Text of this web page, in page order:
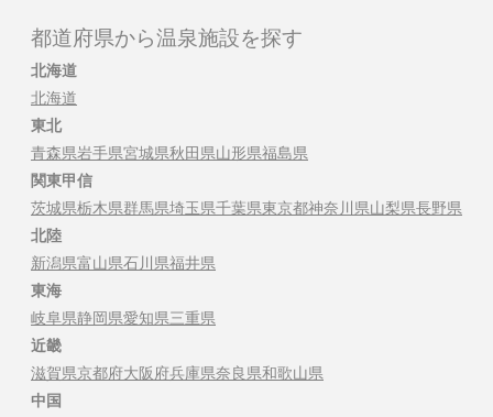
都道府県から温泉施設を探す
北海道
北海道
東北
青森県岩手県宮城県秋田県山形県福島県
関東甲信
茨城県栃木県群馬県埼玉県千葉県東京都神奈川県山梨県長野県
北陸
新潟県富山県石川県福井県
東海
岐阜県静岡県愛知県三重県
近畿
滋賀県京都府大阪府兵庫県奈良県和歌山県
中国